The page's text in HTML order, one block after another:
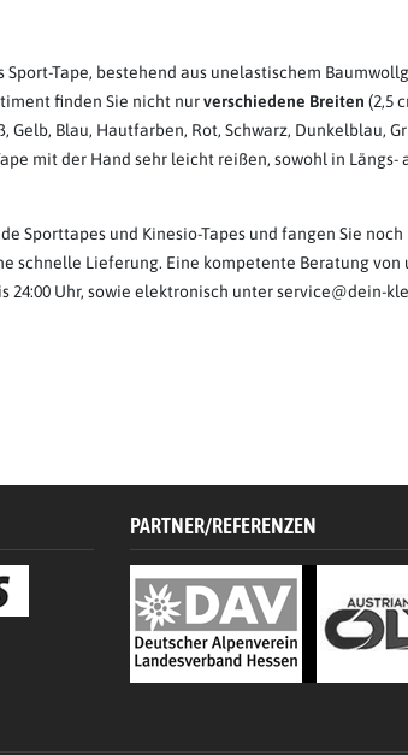
Tape, bestehend aus unelastischem
finden Sie nicht nurverschiedene Breiten (2,5
Blau, Hautfarben, Rot, Schwarz, Dunkelblau,
mit der Hand sehr leicht reißen, sowohl in Längs-
Sporttapes und Kinesio-Tapes und fangen Sie noch
schnelle Lieferung. Eine kompetente Beratung von
24:00 Uhr, sowie elektronisch unter service@dein-
PARTNER/REFERENZEN